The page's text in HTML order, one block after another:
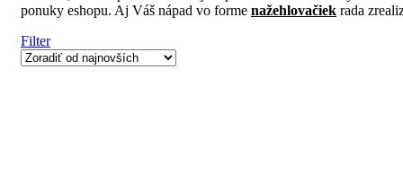
ponuky eshopu. Aj Váš nápad vo forme nažehlovačiek rada
Filter